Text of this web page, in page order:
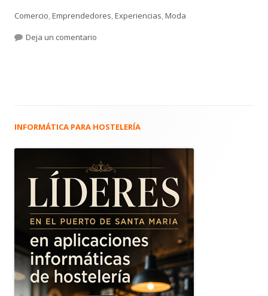
el
Comercio,Emprendedores,Experiencias,Moda
Deja un comentario
Barra
principal
INFORMÁTICA PARA HOSTELERÍA